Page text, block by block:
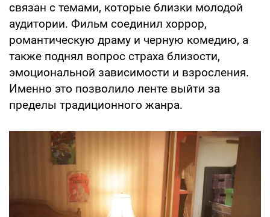
связан с темами, которые близки молодой
аудитории. Фильм соединил хоррор,
романтическую драму и черную комедию, а
также поднял вопрос страха близости,
эмоциональной зависимости и взросления.
Именно это позволило ленте выйти за
пределы традиционного жанра.